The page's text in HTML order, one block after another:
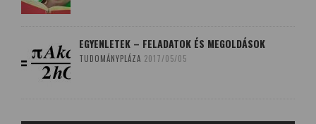
EGYENLETEK – FELADATOK ÉS MEGOLDÁSOK
TUDOMÁNYPLÁZA 2017/05/05